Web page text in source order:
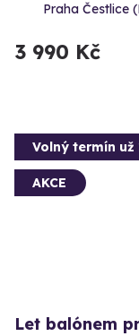
Praha Čestlice
3 990 Kč
Volný termín už
AKCE
Let balónem